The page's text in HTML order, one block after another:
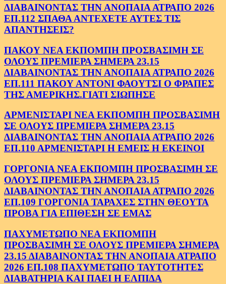
ΔΙΑΒΑΙΝΟΝΤΑΣ ΤΗΝ ΑΝΟΠΑΙΑ ΑΤΡΑΠΟ 2026
ΕΠ.112 ΣΠΑΘΑ ΑΝΤΕΧΕΤΕ ΑΥΤΕΣ ΤΙΣ
ΑΠΑΝΤΗΣΕΙΣ?
ΠΑΚΟΥ ΝΕΑ ΕΚΠΟΜΠΗ ΠΡΟΣΒΑΣΙΜΗ ΣΕ
ΟΛΟΥΣ ΠΡΕΜΙΕΡΑ ΣΗΜΕΡΑ 23.15
ΔΙΑΒΑΙΝΟΝΤΑΣ ΤΗΝ ΑΝΟΠΑΙΑ ΑΤΡΑΠΟ 2026
ΕΠ.111 ΠΑΚΟΥ ΑΝΤΟΝΙ ΦΑΟΥΤΣΙ Ο ΦΡΑΠΕΣ
ΤΗΣ ΑΜΕΡΙΚΗΣ.ΓΙΑΤΙ ΣΙΩΠΗΣΕ
ΑΡΜΕΝΙΣΤΑΡΙ ΝΕΑ ΕΚΠΟΜΠΗ ΠΡΟΣΒΑΣΙΜΗ
ΣΕ ΟΛΟΥΣ ΠΡΕΜΙΕΡΑ ΣΗΜΕΡΑ 23.15
ΔΙΑΒΑΙΝΟΝΤΑΣ ΤΗΝ ΑΝΟΠΑΙΑ ΑΤΡΑΠΟ 2026
ΕΠ.110 ΑΡΜΕΝΙΣΤΑΡΙ Η ΕΜΕΙΣ Η ΕΚΕΙΝΟΙ
ΓΟΡΓΟΝΙΑ ΝΕΑ ΕΚΠΟΜΠΗ ΠΡΟΣΒΑΣΙΜΗ ΣΕ
ΟΛΟΥΣ ΠΡΕΜΙΕΡΑ ΣΗΜΕΡΑ 23.15
ΔΙΑΒΑΙΝΟΝΤΑΣ ΤΗΝ ΑΝΟΠΑΙΑ ΑΤΡΑΠΟ 2026
ΕΠ.109 ΓΟΡΓΟΝΙΑ ΤΑΡΑΧΕΣ ΣΤΗΝ ΘΕΟΥΤΑ
ΠΡΟΒΑ ΓΙΑ ΕΠΙΘΕΣΗ ΣΕ ΕΜΑΣ
ΠΑΧΥΜΕΤΩΠΟ ΝΕΑ ΕΚΠΟΜΠΗ
ΠΡΟΣΒΑΣΙΜΗ ΣΕ ΟΛΟΥΣ ΠΡΕΜΙΕΡΑ ΣΗΜΕΡΑ
23.15 ΔΙΑΒΑΙΝΟΝΤΑΣ ΤΗΝ ΑΝΟΠΑΙΑ ΑΤΡΑΠΟ
2026 ΕΠ.108 ΠΑΧΥΜΕΤΩΠΟ ΤΑΥΤΟΤΗΤΕΣ
ΔΙΑΒΑΤΗΡΙΑ ΚΑΙ ΠΑΕΙ Η ΕΛΠΙΔΑ